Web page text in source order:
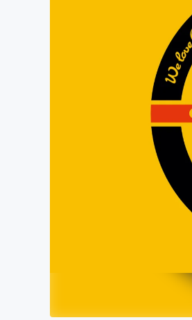
テクノロジ
映像・映画
ビジネス・
まちづくり